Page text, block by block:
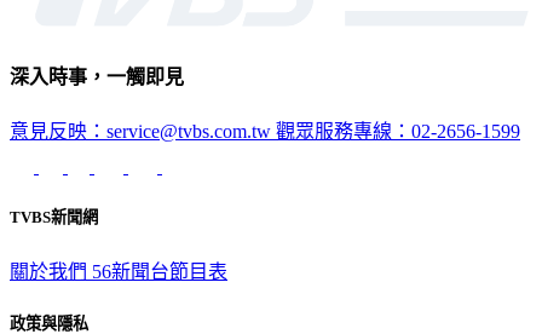
深入時事，一觸即見
意見反映：service@tvbs.com.tw 觀眾服務專線：02-2656-1599
TVBS新聞網
關於我們 56新聞台節目表
政策與隱私